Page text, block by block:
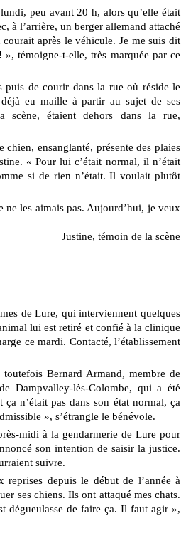
peu avant 20 h, alors qu’elle était
à l’arrière, un berger allemand attaché
après le véhicule. Je me suis dit
témoigne-t-elle, très marquée par ce
puis de courir dans la rue où réside le
eu maille à partir au sujet de ses
scène, étaient dehors dans la rue,
ensanglanté, présente des plaies
« Pour lui c’était normal, il n’était
si de rien n’était. Il voulait plutôt
ne les aimais pas. Aujourd’hui, je veux
Justine, témoin de la scène
de Lure, qui interviennent quelques
lui est retiré et confié à la clinique
ce mardi. Contacté, l’établissement
Bernard Armand, membre de
Dampvalley-lès-Colombe, qui a été
n’était pas dans son état normal, ça
», s’étrangle le bénévole.
midi à la gendarmerie de Lure pour
son intention de saisir la justice.
suivre.
depuis le début de l’année à
ses chiens. Ils ont attaqué mes chats.
dégueulasse de faire ça. Il faut agir »,